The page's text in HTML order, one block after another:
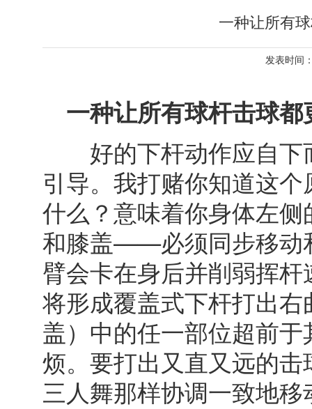
一种让所有
发表时间
一种让所有球杆击球都
好的下杆动作应自下
引导。我打赌你知道这
什么？意味着你身体左
和膝盖——必须同步移动
臂会卡在身后并削弱挥
将形成覆盖式下杆打出
盖）中的任一部位超前
烦。要打出又直又远的
三人舞那样协调一致地移